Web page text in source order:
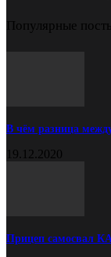
Популярные
В чём разница
19.12.2020
Прицеп самосвал